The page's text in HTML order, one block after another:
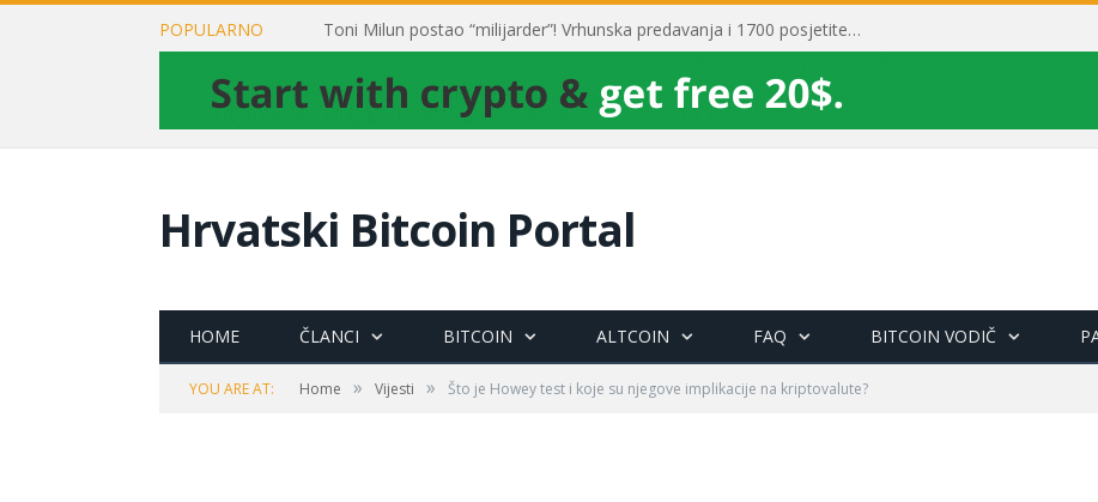
POPULARNO Toni Milun postao “milijarder”! Vrhunska predavanja i 1700 posjetitelja obilježili su mjesec financijske pismenosti
Hrvatski Bitcoin Portal
HOME ČLANCI BITCOIN ALTCOIN FAQ BITCOIN VODIČ
YOU ARE AT: Home » Vijesti » Što je Howey test i koje su njegove implikacije na kriptovalute?